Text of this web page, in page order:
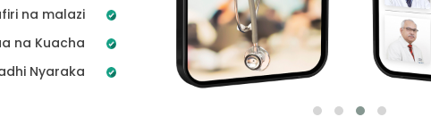
na malazi
na Kuacha
Nyaraka